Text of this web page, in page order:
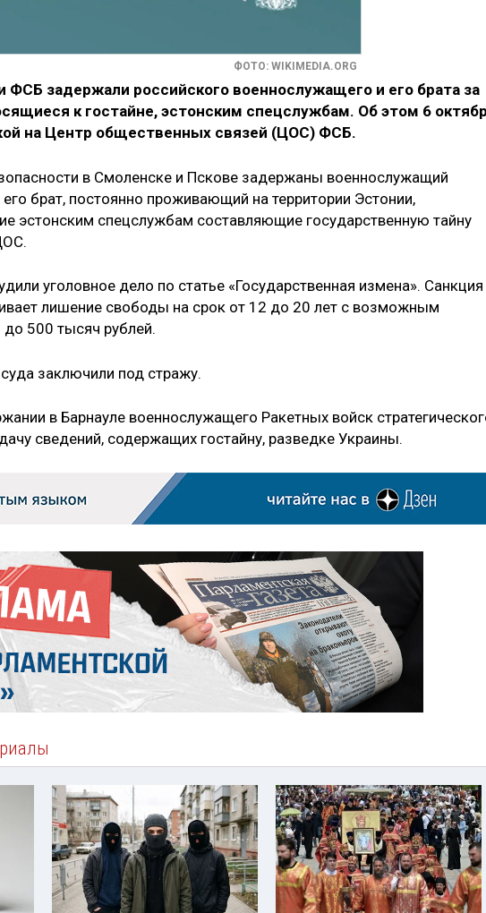
ФОТО: WIKIMEDIA.ORG
ФСБ задержали российского военнослужащего и его брата за
к гостайне, эстонским спецслужбам. Об этом 6
на Центр общественных связей (ЦОС) ФСБ.
в Смоленске и Пскове задержаны военнослужащий
брат, постоянно проживающий на территории Эстонии,
эстонским спецслужбам составляющие государственную тайну
уголовное дело по статье «Государственная измена». Санкция
лишение свободы на срок от 12 до 20 лет с возможным
500 тысяч рублей.
заключили под стражу.
в Барнауле военнослужащего Ракетных войск
сведений, содержащих гостайну, разведке Украины.